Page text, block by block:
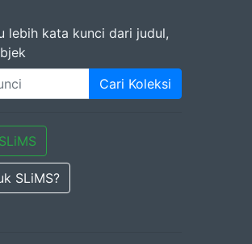
lebih kata kunci dari judul,
Cari Koleksi
SLiMS?